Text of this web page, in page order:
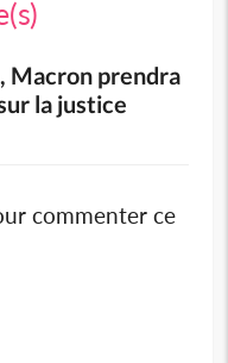
Macron prendra
la justice
commenter ce